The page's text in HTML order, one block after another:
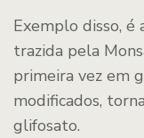
Exemplo disso,
trazida pela
primeira vez em
modificados,
glifosato.